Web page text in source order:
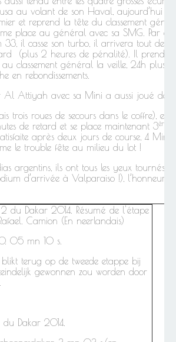
au volant de son Haval, aujourd’hui le
et reprend la tête du classement
place au général avec sa SMG. Par
33, il casse son turbo, il arrivera tout de
(plus 2 heures de pénalité). Il prendra
au classement général la veille, 24h plus
en rebondissements.
Al Attiyah avec sa Mini a aussi joué de
trois roues de secours dans le coffre),
de retard et se place maintenant 3ème
après deux jours de course, 4 Mini
le trouble fête au milieu du lot !
argentins, ils ont tous les yeux tournés
d’arrivée à Valparaiso !), l’honneur
2 du Dakar 2014. Résumé de l'étape
Camion (En neerlandais)
05 mn 10 s.
blikt terug op de tweede etappe bij
gewonnen zou worden door
du Dakar 2014.